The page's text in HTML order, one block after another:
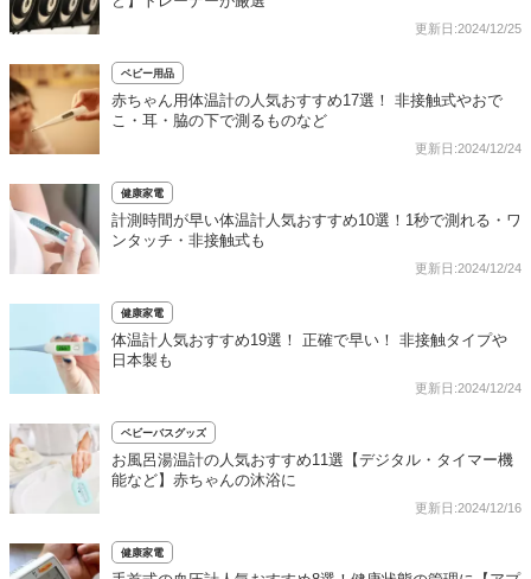
更新日:2024/12/25
ベビー用品
赤ちゃん用体温計の人気おすすめ17選！ 非接触式やおで
こ・耳・脇の下で測るものなど
更新日:2024/12/24
健康家電
計測時間が早い体温計人気おすすめ10選！1秒で測れる・ワ
ンタッチ・非接触式も
更新日:2024/12/24
健康家電
体温計人気おすすめ19選！ 正確で早い！ 非接触タイプや
日本製も
更新日:2024/12/24
ベビーバスグッズ
お風呂湯温計の人気おすすめ11選【デジタル・タイマー機
能など】赤ちゃんの沐浴に
更新日:2024/12/16
健康家電